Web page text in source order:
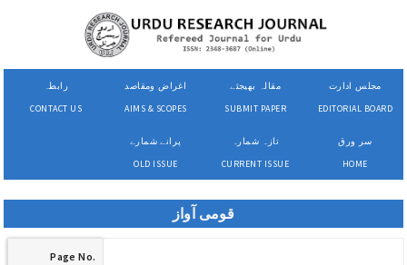
رابطہ
CONTACT US
اغراض ومقاصد
AIMS & SCOPES
مقالہ بھیجئے
SUBMIT PAPER
مجلس ادارت
EDITORIAL BOARD
پرانے شمارے
OLD ISSUE
تازہ شمارہ
CURRENT ISSUE
سر ورق
HOME
قومی آواز
Page No.